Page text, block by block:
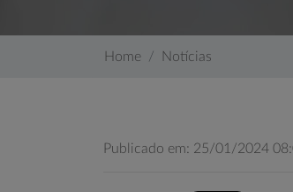
Home Notícias
Publicado em: 25/01/2024